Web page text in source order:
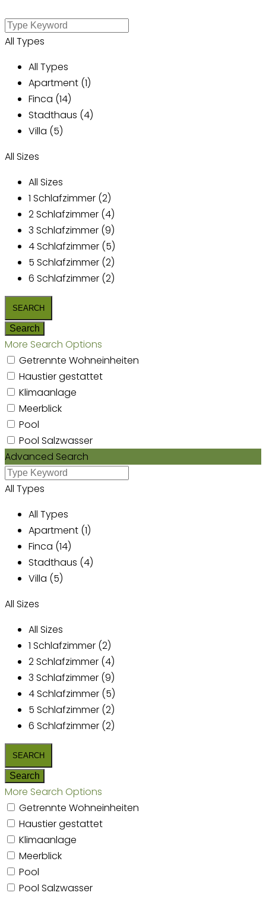
All Types
All Types
Apartment (1)
Finca (14)
Stadthaus (4)
Villa (5)
All Sizes
All Sizes
1 Schlafzimmer (2)
2 Schlafzimmer (4)
3 Schlafzimmer (9)
4 Schlafzimmer (5)
5 Schlafzimmer (2)
6 Schlafzimmer (2)
More Search Options
Getrennte Wohneinheiten
Haustier gestattet
Klimaanlage
Meerblick
Pool
Pool Salzwasser
Advanced Search
All Types
All Types
Apartment (1)
Finca (14)
Stadthaus (4)
Villa (5)
All Sizes
All Sizes
1 Schlafzimmer (2)
2 Schlafzimmer (4)
3 Schlafzimmer (9)
4 Schlafzimmer (5)
5 Schlafzimmer (2)
6 Schlafzimmer (2)
More Search Options
Getrennte Wohneinheiten
Haustier gestattet
Klimaanlage
Meerblick
Pool
Pool Salzwasser